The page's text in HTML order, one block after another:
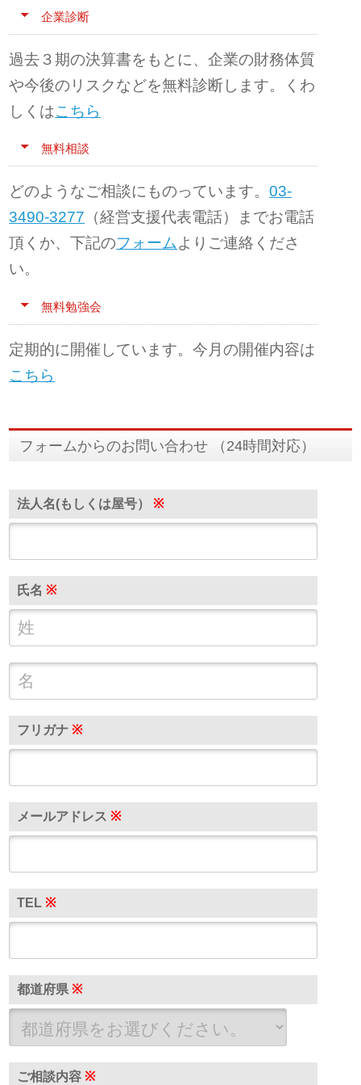
企業診断
過去３期の決算書をもとに、企業の財務体質
や今後のリスクなどを無料診断します。くわ
しくはこちら
無料相談
どのようなご相談にものっています。03-
3490-3277 （経営支援代表電話）までお電話
頂くか、下記のフォームよりご連絡くださ
い。
無料勉強会
定期的に開催しています。今月の開催内容は
こちら
フォームからのお問い合わせ （24時間対応）
法人名(もしくは屋号）※
氏名※
フリガナ※
メールアドレス※
TEL※
都道府県※
ご相談内容※